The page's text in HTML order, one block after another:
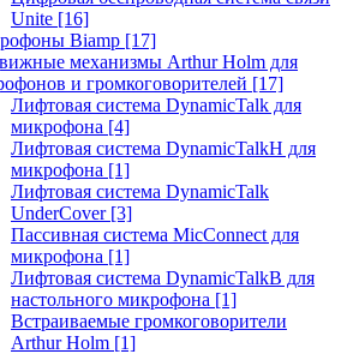
Unite [16]
Biamp [17]
механизмы Arthur Holm для
и громкоговорителей [17]
Лифтовая система DynamicTalk для
микрофона [4]
Лифтовая система DynamicTalkH для
микрофона [1]
Лифтовая система DynamicTalk
UnderCover [3]
Пассивная система MicConnect для
микрофона [1]
Лифтовая система DynamicTalkB для
настольного микрофона [1]
Встраиваемые громкоговорители
Arthur Holm [1]